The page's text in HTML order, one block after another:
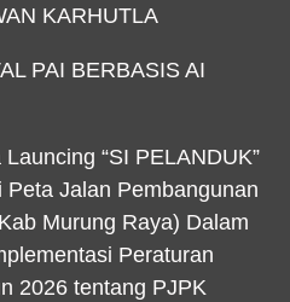
KARHUTLA
PAI BERBASIS AI
“SI PELANDUK”
Jalan Pembangunan
Murung Raya) Dalam
Peraturan
2026 tentang PJPK